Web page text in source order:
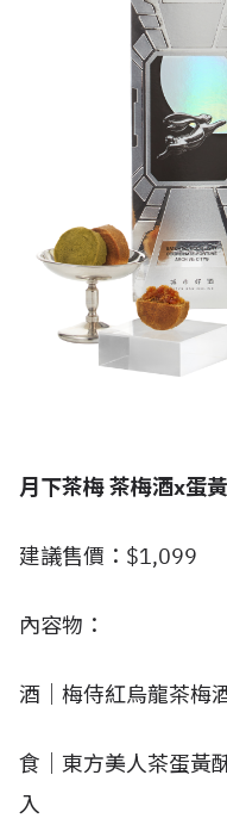
月下茶梅 茶梅酒x蛋
建議售價：$1,099
內容物：
酒｜梅侍紅烏龍茶梅
食｜東方美人茶蛋黃
入